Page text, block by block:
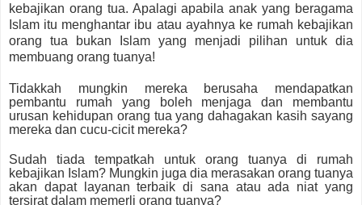
kebajikan orang tua. Apalagi apabila anak yang beragama
Islam itu menghantar ibu atau ayahnya ke rumah kebajikan
orang tua bukan Islam yang menjadi pilihan untuk dia
membuang orang tuanya!
Tidakkah mungkin mereka berusaha mendapatkan
pembantu rumah yang boleh menjaga dan membantu
urusan kehidupan orang tua yang dahagakan kasih sayang
mereka dan cucu-cicit mereka?
Sudah tiada tempatkah untuk orang tuanya di rumah
kebajikan Islam? Mungkin juga dia merasakan orang tuanya
akan dapat layanan terbaik di sana atau ada niat yang
tersirat dalam memerli orang tuanya?